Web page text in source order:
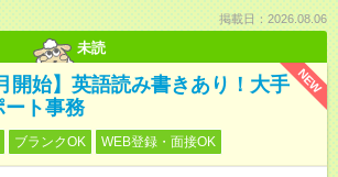
掲載日：2026.08.06
未読
NEW
開始】英語読み書きあり！大手
ート事務
ブランクOK WEB登録・面接OK